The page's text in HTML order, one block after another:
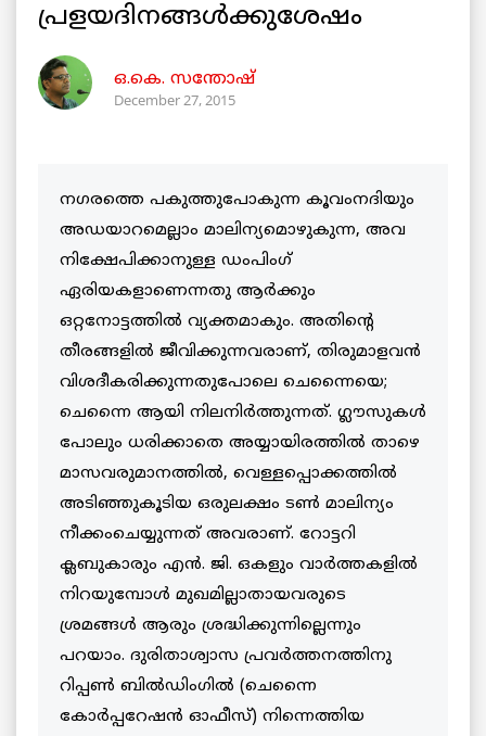
പ്രളയദിനങ്ങള്‍ക്കുശേഷം
ഒ.കെ. സന്തോഷ്
December 27, 2015
നഗരത്തെ പകുത്തുപോകുന്ന കൂവംനദിയും
അഡയാറമെല്ലാം മാലിന്യമൊഴുകുന്ന, അവ
നിക്ഷേപിക്കാനുള്ള ഡംപിംഗ്
ഏരിയകളാണെന്നതു ആര്‍ക്കും
ഒറ്റനോട്ടത്തില്‍ വ്യക്തമാകും. അതിന്റെ
തീരങ്ങളില്‍ ജീവിക്കുന്നവരാണ്, തിരുമാളവന്‍
വിശദീകരിക്കുന്നതുപോലെ ചെന്നൈയെ;
ചെന്നൈ ആയി നിലനിര്‍ത്തുന്നത്. ഗ്ലൗസുകള്‍
പോലും ധരിക്കാതെ അയ്യായിരത്തില്‍ താഴെ
മാസവരുമാനത്തില്‍, വെള്ളപ്പൊക്കത്തില്‍
അടിഞ്ഞുകൂടിയ ഒരുലക്ഷം ടണ്‍ മാലിന്യം
നീക്കംചെയ്യുന്നത് അവരാണ്. റോട്ടറി
ക്ലബുകാരും എന്‍. ജി. ഒകളും വാര്‍ത്തകളില്‍
നിറയുമ്പോള്‍ മുഖമില്ലാതായവരുടെ
ശ്രമങ്ങള്‍ ആരും ശ്രദ്ധിക്കുന്നില്ലെന്നും
പറയാം. ദുരിതാശ്വാസ പ്രവര്‍ത്തനത്തിനു
റിപ്പണ്‍ ബില്‍ഡിംഗില്‍ (ചെന്നൈ
കോര്‍പ്പറേഷന്‍ ഓഫീസ്) നിന്നെത്തിയ